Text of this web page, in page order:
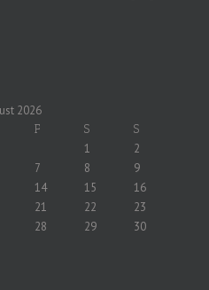
2026
F S S
1
2
7 8
9
14 15
16
21 22
23
28 29
30